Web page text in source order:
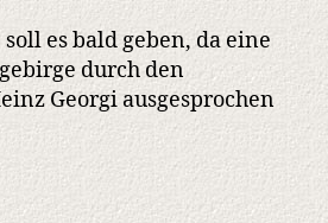
es bald geben, da eine
durch den
Georgi ausgesprochen